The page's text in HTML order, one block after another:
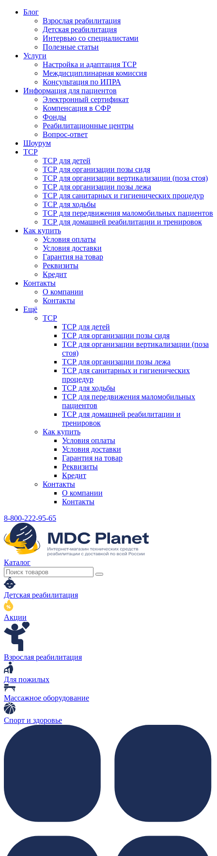
Блог
Взрослая реабилитация
Детская реабилитация
Интервью со специалистами
Полезные статьи
Услуги
Настройка и адаптация ТСР
Междисциплинарная комиссия
Консультация по ИПРА
Информация для пациентов
Электронный сертификат
Компенсация в СФР
Фонды
Реабилитационные центры
Вопрос-ответ
Шоурум
ТСР
ТСР для детей
ТСР для организации позы сидя
ТСР для организации вертикализации (поза стоя)
ТСР для организации позы лежа
ТСР для санитарных и гигиенических процедур
ТСР для ходьбы
ТСР для передвижения маломобильных пациентов
ТСР для домашней реабилитации и тренировок
Как купить
Условия оплаты
Условия доставки
Гарантия на товар
Реквизиты
Кредит
Контакты
О компании
Контакты
Ещё
ТСР
ТСР для детей
ТСР для организации позы сидя
ТСР для организации вертикализации (поза
стоя)
ТСР для организации позы лежа
ТСР для санитарных и гигиенических
процедур
ТСР для ходьбы
ТСР для передвижения маломобильных
пациентов
ТСР для домашней реабилитации и
тренировок
Как купить
Условия оплаты
Условия доставки
Гарантия на товар
Реквизиты
Кредит
Контакты
О компании
Контакты
8-800-222-95-65
Каталог
Детская реабилитация
Акции
Взрослая реабилитация
Для пожилых
Массажное оборудование
Спорт и здоровье